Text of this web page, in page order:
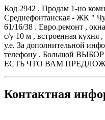
Код 2942 . Продам 1-но
Среднефонтанская - ЖК "
61/16/38 . Евро.ремонт ,
с/у 10 м , встроенная кухня
у.е. За дополнительной
телефону . Большой
ЕСТЬ ЧТО ВАМ
Контактная